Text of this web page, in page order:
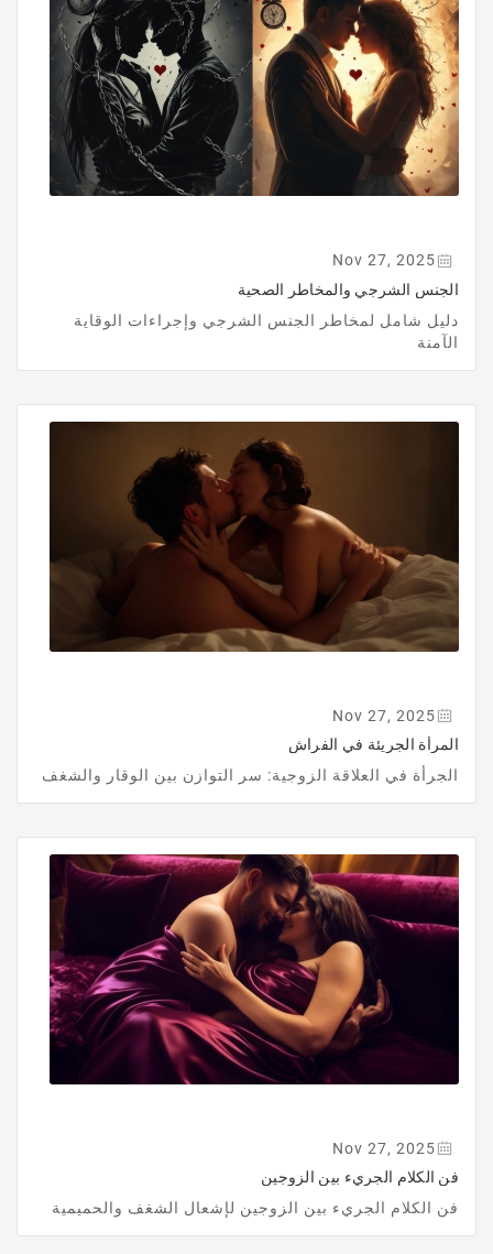
Nov 27, 2025
الجنس الشرجي والمخاطر الصحية
دليل شامل لمخاطر الجنس الشرجي وإجراءات الوقاية
الآمنة
Nov 27, 2025
المرأة الجريئة في الفراش
الجرأة في العلاقة الزوجية: سر التوازن بين الوقار والشغف
Nov 27, 2025
فن الكلام الجريء بين الزوجين
فن الكلام الجريء بين الزوجين لإشعال الشغف والحميمية